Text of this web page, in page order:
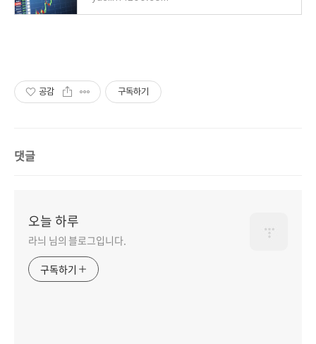
공감 구독하기
댓글
오늘 하루
라늬 님의 블로그입니다.
구독하기